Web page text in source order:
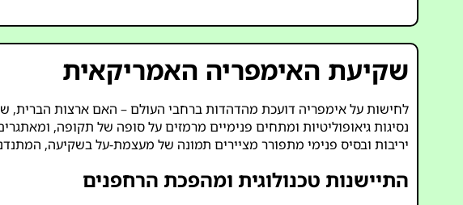
שקיעת האימפריה האמריקאית
נסיגות גיאופוליטיות ומתחים פנימיים מרמזים על סופה של תקופה,
יריבות ובסיס פנימי מתפורר מציירים תמונה של מעצמת-על בשקיעה,
התיישנות טכנולוגית ומהפכת הרחפנים